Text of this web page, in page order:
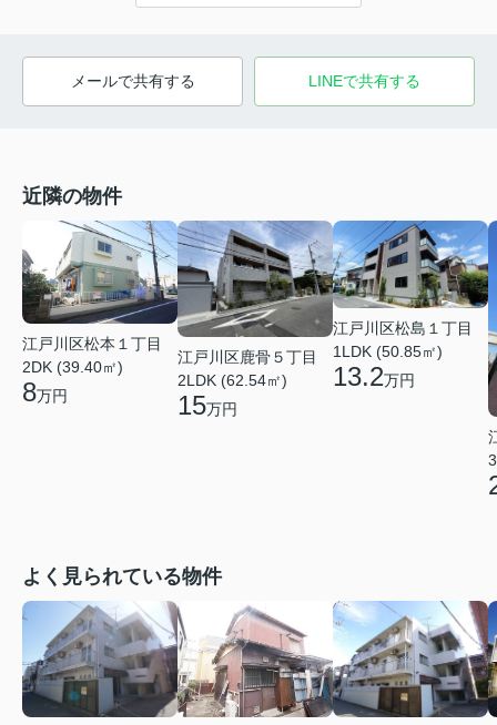
メールで共有する LINEで共有する
近隣の物件
江戸川区松本１丁目
2DK (39.40㎡)
8万円
江戸川区鹿骨５丁目
2LDK (62.54㎡)
15万円
江戸川区松島１丁目
1LDK (50.85㎡)
13.2万円
よく見られている物件